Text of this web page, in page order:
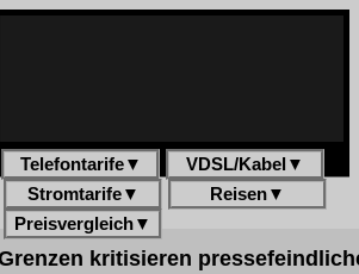
Telefontarife▼ VDSL/Kabel ▼
Stromtarife▼ Reisen▼
Preisvergleich▼
kritisieren